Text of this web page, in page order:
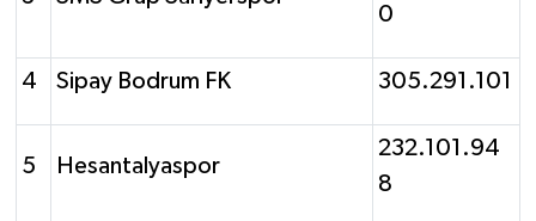
0
4 Sipay Bodrum FK 305.291.101
5 Hesantalyaspor
232.101.94
8